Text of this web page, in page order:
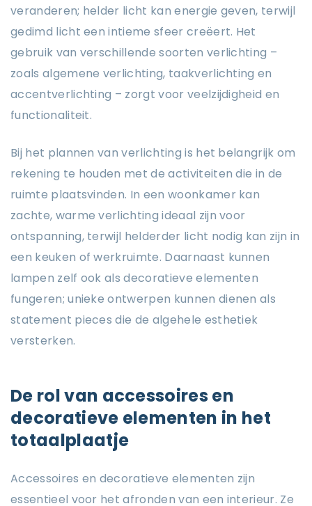
veranderen; helder licht kan energie geven, terwijl
gedimd licht een intieme sfeer creëert. Het
gebruik van verschillende soorten verlichting –
zoals algemene verlichting, taakverlichting en
accentverlichting – zorgt voor veelzijdigheid en
functionaliteit.
Bij het plannen van verlichting is het belangrijk om
rekening te houden met de activiteiten die in de
ruimte plaatsvinden. In een woonkamer kan
zachte, warme verlichting ideaal zijn voor
ontspanning, terwijl helderder licht nodig kan zijn in
een keuken of werkruimte. Daarnaast kunnen
lampen zelf ook als decoratieve elementen
fungeren; unieke ontwerpen kunnen dienen als
statement pieces die de algehele esthetiek
versterken.
De rol van accessoires en
decoratieve elementen in het
totaalplaatje
Accessoires en decoratieve elementen zijn
essentieel voor het afronden van een interieur. Ze